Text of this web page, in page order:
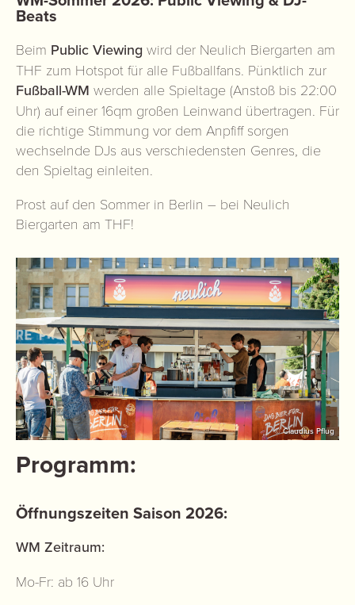
Beats
Beim Public Viewing wird der Neulich Biergarten am
THF zum Hotspot für alle Fußballfans. Pünktlich zur
Fußball-WM werden alle Spieltage (Anstoß bis 22:00
Uhr) auf einer 16qm großen Leinwand übertragen. Für
die richtige Stimmung vor dem Anpfiff sorgen
wechselnde DJs aus verschiedensten Genres, die
den Spieltag einleiten.
Prost auf den Sommer in Berlin – bei Neulich
Biergarten am THF!
© Claudius Pflug
Programm:
Öffnungszeiten Saison 2026:
WM Zeitraum:
Mo-Fr: ab 16 Uhr